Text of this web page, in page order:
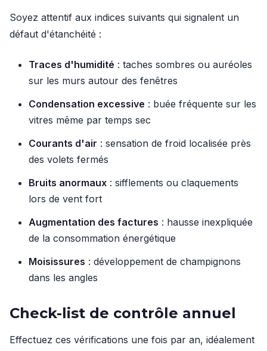
Soyez attentif aux indices suivants qui signalent un
défaut d'étanchéité :
Traces d'humidité : taches sombres ou auréoles
sur les murs autour des fenêtres
Condensation excessive : buée fréquente sur les
vitres même par temps sec
Courants d'air : sensation de froid localisée près
des volets fermés
Bruits anormaux : sifflements ou claquements
lors de vent fort
Augmentation des factures : hausse inexpliquée
de la consommation énergétique
Moisissures : développement de champignons
dans les angles
Check-list de contrôle annuel
Effectuez ces vérifications une fois par an, idéalement